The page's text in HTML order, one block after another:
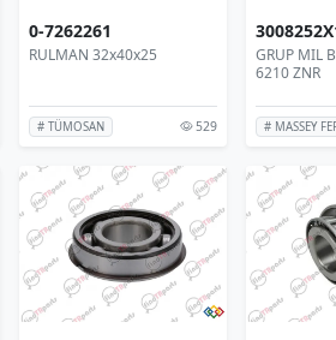
0-7262261
RULMAN 32x40x25
# TÜMOSAN 529
GRUP MIL
6210 ZNR
# MASSEY